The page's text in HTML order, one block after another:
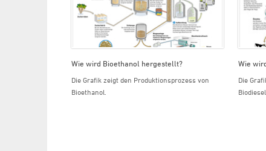
Wie wird Bioethanol hergestellt?
Die Grafik zeigt den Produktionsprozess von
Bioethanol.
Wie
Die